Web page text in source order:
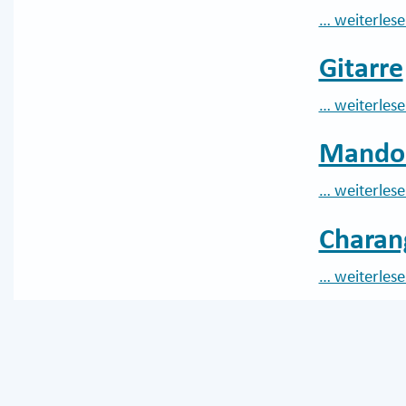
…
Gitarre
…
…
…